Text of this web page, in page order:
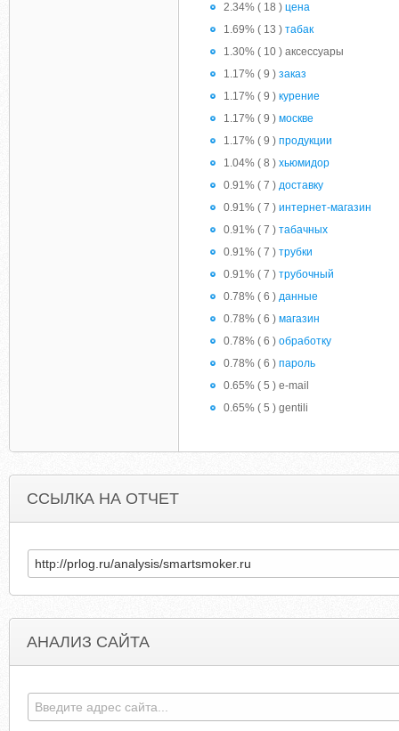
2.34% ( 18 ) цена
1.69% ( 13 ) табак
1.30% ( 10 ) аксессуары
1.17% ( 9 ) заказ
1.17% ( 9 ) курение
1.17% ( 9 ) москве
1.17% ( 9 ) продукции
1.04% ( 8 ) хьюмидор
0.91% ( 7 ) доставку
0.91% ( 7 ) интернет-магазин
0.91% ( 7 ) табачных
0.91% ( 7 ) трубки
0.91% ( 7 ) трубочный
0.78% ( 6 ) данные
0.78% ( 6 ) магазин
0.78% ( 6 ) обработку
0.78% ( 6 ) пароль
0.65% ( 5 ) e-mail
0.65% ( 5 ) gentili
ССЫЛКА НА ОТЧЕТ
АНАЛИЗ САЙТА